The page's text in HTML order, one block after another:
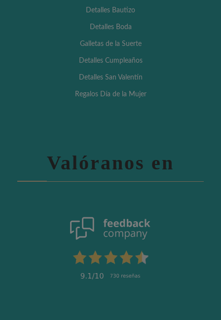
Detalles Bautizo
Detalles Boda
Galletas de la Suerte
Detalles Cumpleaños
Detalles San Valentín
Regalos Día de la Mujer
Valóranos en